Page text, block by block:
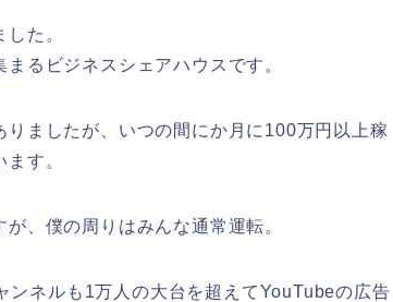
た。
るビジネスシェアハウスです。
ましたが、いつの間にか月に100万円以上稼
す。
、僕の周りはみんな通常運転。
ネルも1万人の大台を超えてYouTubeの広告